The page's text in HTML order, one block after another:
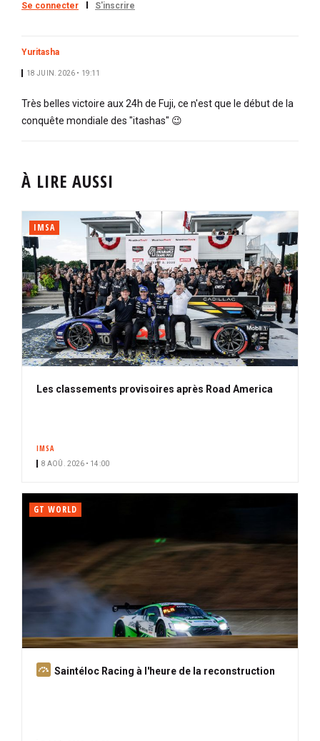
Se connecter S'inscrire
Yuritasha
18 JUIN. 2026 • 19:11
Très belles victoire aux 24h de Fuji, ce n'est que le début de la
conquête mondiale des "itashas" 😉
À LIRE AUSSI
IMSA
Les classements provisoires après Road America
IMSA
8 AOÛ. 2026 • 14:00
GT WORLD
A
Saintéloc Racing à l'heure de la reconstruction